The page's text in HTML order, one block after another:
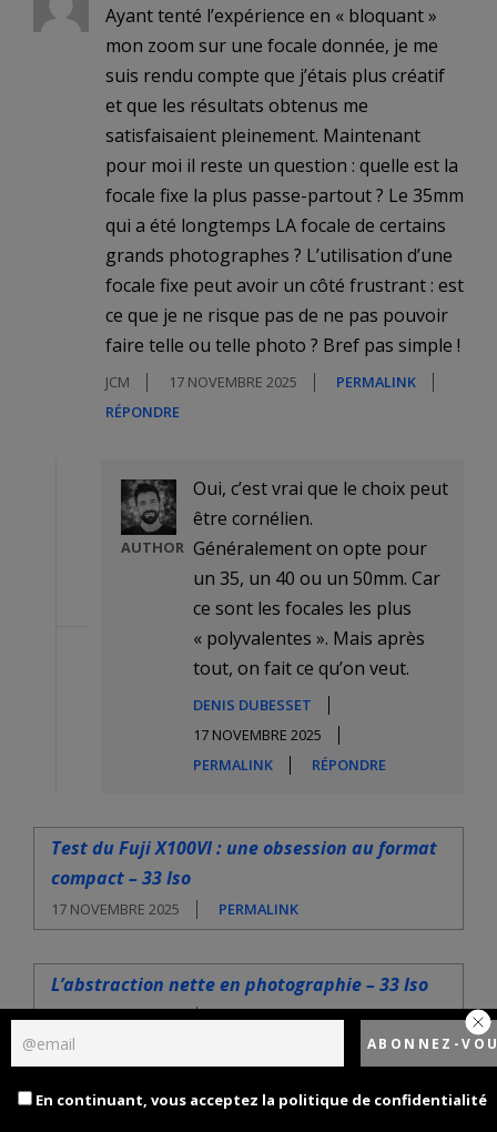
Ayant tenté l’expérience en « bloquant »
mon zoom sur une focale donnée, je me
suis rendu compte que j’étais plus créatif
et que les résultats obtenus me
satisfaisaient pleinement. Maintenant
pour moi il reste un question : quelle est la
focale fixe la plus passe-partout ? Le 35mm
qui a été longtemps LA focale de certains
grands photographes ? L’utilisation d’une
focale fixe peut avoir un côté frustrant : est
ce que je ne risque pas de ne pas pouvoir
faire telle ou telle photo ? Bref pas simple !
JCM 17 NOVEMBRE 2025
PERMALINK
RÉPONDRE
AUTHOR
Oui, c’est vrai que le choix peut
être cornélien.
Généralement on opte pour
un 35, un 40 ou un 50mm. Car
ce sont les focales les plus
« polyvalentes ». Mais après
tout, on fait ce qu’on veut.
DENIS DUBESSET
17 NOVEMBRE 2025
PERMALINK
RÉPONDRE
Test du Fuji X100VI : une obsession au format
compact – 33 Iso
17 NOVEMBRE 2025 PERMALINK
L’abstraction nette en photographie – 33 Iso
23 NOVEMBRE 2025 PERMALINK
En continuant, vous acceptez la politique de confidentialité